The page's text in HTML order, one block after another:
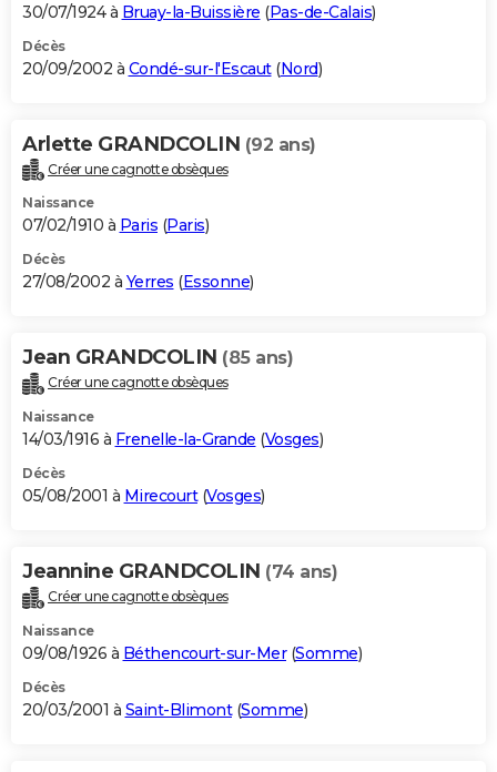
30/07/1924 à Bruay-la-Buissière (Pas-de-Calais)
Décès
20/09/2002 à Condé-sur-l'Escaut(Nord)
Arlette GRANDCOLIN (92 ans)
Créer une cagnotte obsèques
Naissance
07/02/1910 à Paris (Paris)
Décès
27/08/2002 à Yerres (Essonne)
Jean GRANDCOLIN (85 ans)
Créer une cagnotte obsèques
Naissance
14/03/1916 à Frenelle-la-Grande (Vosges)
Décès
05/08/2001 à Mirecourt(Vosges)
Jeannine GRANDCOLIN (74 ans)
Créer une cagnotte obsèques
Naissance
09/08/1926 à Béthencourt-sur-Mer(Somme)
Décès
20/03/2001 à Saint-Blimont(Somme)